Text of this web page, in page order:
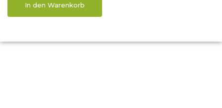
In den Warenkorb